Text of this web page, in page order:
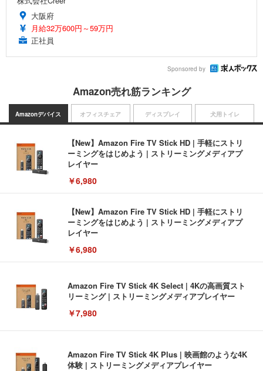
大阪府
月給32万600円～59万円
正社員
Sponsored by
Amazon売れ筋ランキング
Amazonデバイス
【New】Amazon Fire TV Stick HD | 手軽にストリ
ーミングをはじめよう | ストリーミングメディアプ
レイヤー
￥6,980
【New】Amazon Fire TV Stick HD | 手軽にストリ
ーミングをはじめよう | ストリーミングメディアプ
レイヤー
￥6,980
Amazon Fire TV Stick 4K Select | 4Kの高画質スト
リーミング | ストリーミングメディアプレイヤー
￥7,980
Amazon Fire TV Stick 4K Plus | 映画館のような4K
体験 | ストリーミングメディアプレイヤー
オフィスチェア ディスプレイ 犬用トイレ